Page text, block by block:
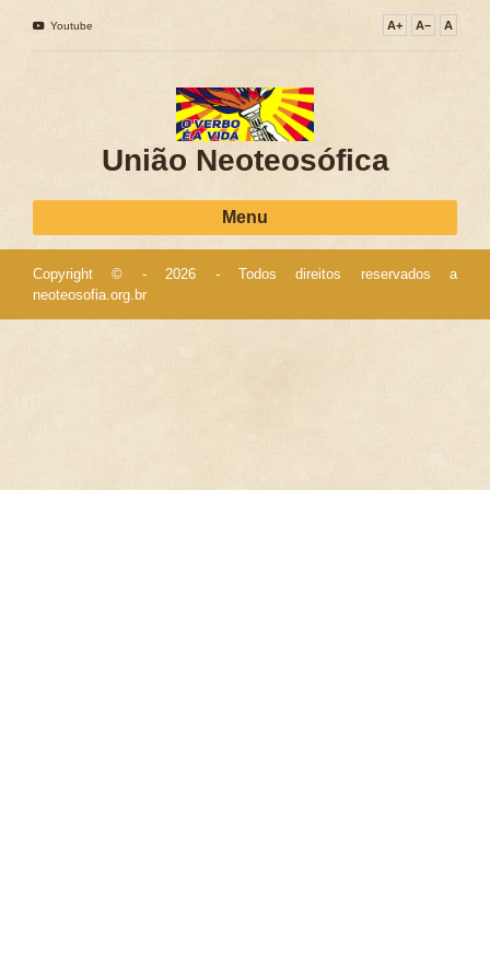
Youtube A+ A− A
União Neoteosófica
Menu
Copyright © - 2026 - Todos direitos reservados a
neoteosofia.org.br